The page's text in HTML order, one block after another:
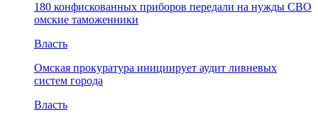
180 конфискованных приборов передали на нужды СВО
омские таможенники
Власть
Омская прокуратура инициирует аудит ливневых
систем города
Власть